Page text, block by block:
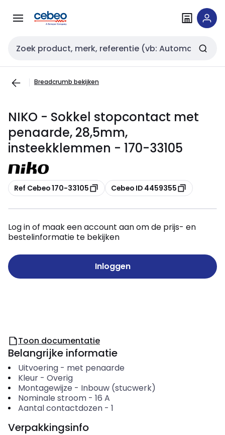
naar
naar
Zoekveld invoer
Breadcrumb bekijken
NIKO - Sokkel stopcontact met
penaarde, 28,5mm,
insteekklemmen - 170-33105
Kopiëren
Ref Cebeo 170-33105 Kopiëren
Cebeo ID 4459355
Log in of maak een account aan om de prijs- en
bestelinformatie te bekijken
Inloggen
Toon documentatie
Belangrijke informatie
Uitvoering- met penaarde
Kleur- Overig
Montagewijze - Inbouw (stucwerk)
Nominale stroom- 16 A
Aantal contactdozen- 1
Verpakkingsinfo